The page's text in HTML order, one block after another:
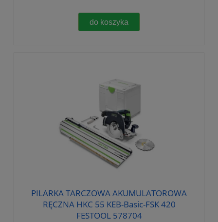
do koszyka
PILARKA TARCZOWA AKUMULATOROWA
RĘCZNA HKC 55 KEB-Basic-FSK 420
FESTOOL 578704